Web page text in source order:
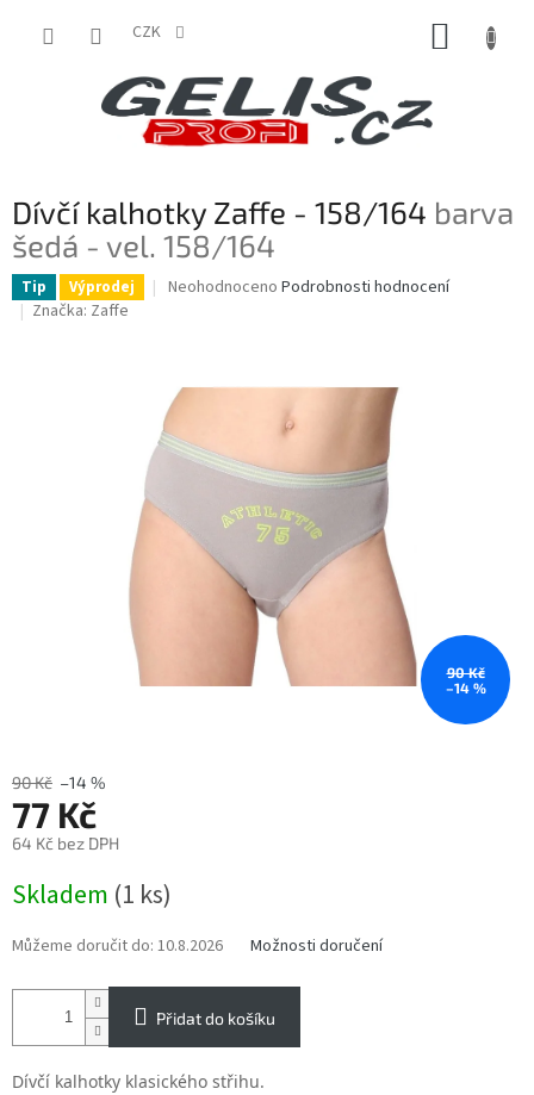
CZK
Dívčí kalhotky Zaffe - 158/164 barva
šedá - vel. 158/164
Tip Výprodej
Průměrné
z
5
hvězdiček.
Neohodnoceno Podrobnosti hodnocení
Značka: Zaffe
90 Kč
–14 %
90 Kč –14 %
77 Kč
64 Kč bez DPH
cena:
Skladem (1 ks)
Můžeme doručit do: 10.8.2026 Možnosti doručení
Přidat do košíku
Dívčí kalhotky klasického střihu.